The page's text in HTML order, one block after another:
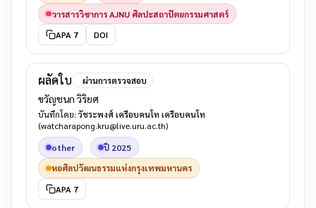
วารสารวิชาการ AJNU ศิลปะสถาปัตยกรรมศาสตร์
APA 7
DOI
ผลัดใบ ผ่านการตรวจสอบ
ขวัญชนก วิริยศ
บันทึกโดย: วัชระพงศ์ เครือบคนโท เครือบคนโท
(watcharapong.kru@live.uru.ac.th)
other
ปี 2025
หอศิลปวัฒนธรรมแห่งกรุงเทพมหานคร
APA 7